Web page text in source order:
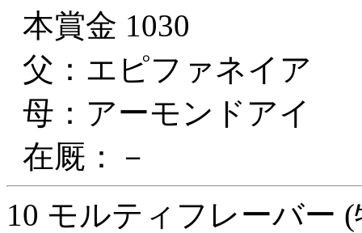
本賞金 1030
父：エピファネイア
母：アーモンドアイ
在厩：－
10 モルティフレーバー